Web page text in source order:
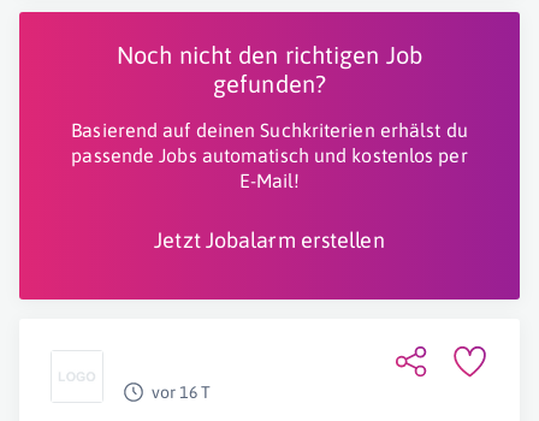
Noch nicht den richtigen Job
gefunden?
Basierend auf deinen Suchkriterien erhälst du
passende Jobs automatisch und kostenlos per
E-Mail!
Jetzt Jobalarm erstellen
vor 16 T